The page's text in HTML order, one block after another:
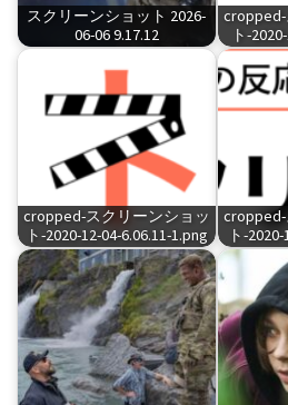
スクリーンショット 2026-
06-06 9.17.12
ト-
cropped-スクリーンショッ
ト-2020-12-04-6.06.11-1.png
ト-